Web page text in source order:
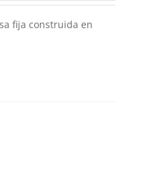
fija construida en